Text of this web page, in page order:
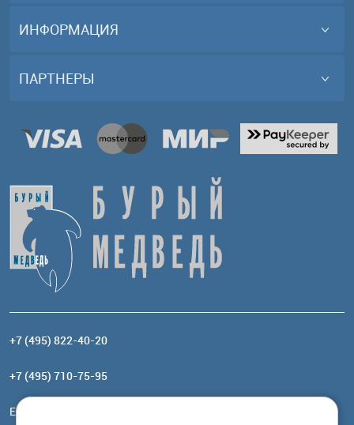
ИНФОРМАЦИЯ
ПАРТНЕРЫ
+7 (495) 822-40-20
+7 (495) 710-75-95
Email: